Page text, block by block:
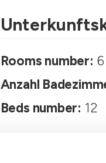
Rooms number: 6
Anzahl
Beds number: 12